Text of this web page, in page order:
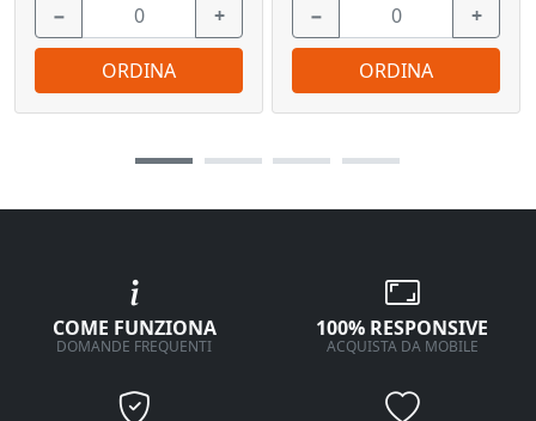
− +
ORDINA
− +
ORDINA
COME FUNZIONA
DOMANDE FREQUENTI
100% RESPONSIVE
ACQUISTA DA MOBILE